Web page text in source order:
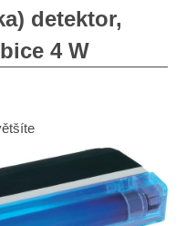
detektor,
4 W